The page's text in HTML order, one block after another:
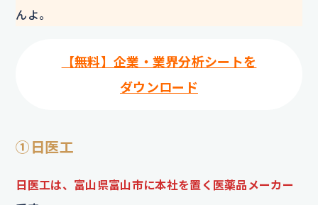
んよ。
【無料】企業・業界分析シートを
ダウンロード
①日医工
日医工は、富山県富山市に本社を置く医薬品メーカー